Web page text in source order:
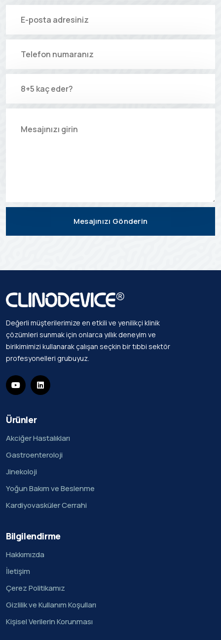
Mesajınızı Gönderin
Değerli müşterilerimize en etkili ve yenilikçi klinik
çözümleri sunmak için onlarca yıllık deneyim ve
birikimimizi kullanarak çalışan seçkin bir tıbbi sektör
profesyonelleri grubuyuz.
Ürünler
Akciğer Hastalıkları
Gastroenteroloji
Jinekoloji
Yoğun Bakım ve Beslenme
Kardiyovasküler Cerrahi
Bilgilendirme
Hakkımızda
İletişim
Çerez Politikamız
Gizlilik ve Kullanım Koşulları
Kişisel Verilerin Korunması